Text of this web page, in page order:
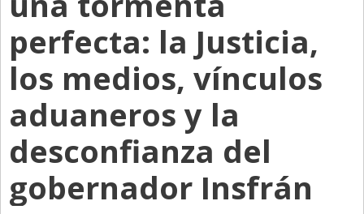
Carrera & Emprendedores
Club House
Con Estilo
De Bolsillo
Diarios de Argentina
Diarios del Mundo
Directivos
perfecta: la Justicia,
los medios, vínculos
aduaneros y la
desconfianza del
gobernador Insfrán